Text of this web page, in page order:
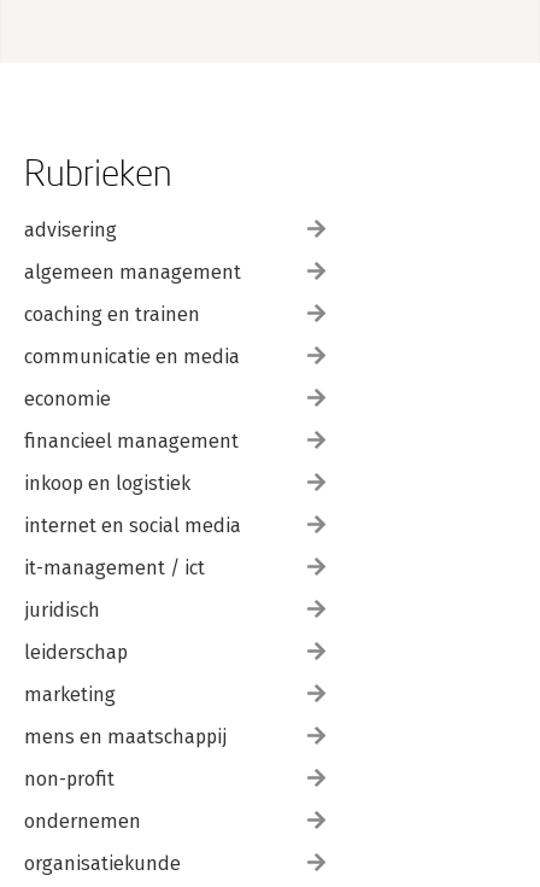
Rubrieken
advisering
algemeen management
coaching en trainen
communicatie en media
economie
financieel management
inkoop en logistiek
internet en social media
it-management / ict
juridisch
leiderschap
marketing
mens en maatschappij
non-profit
ondernemen
organisatiekunde